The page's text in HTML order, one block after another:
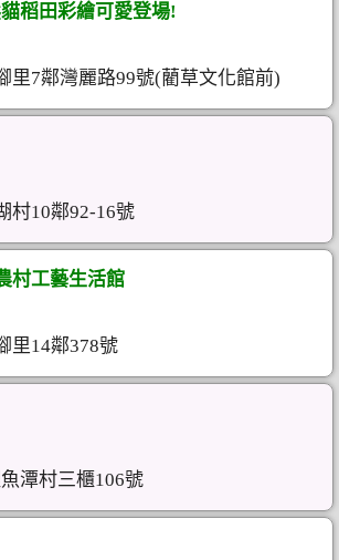
貓稻田彩繪可愛登場!
里7鄰灣麗路99號(藺草文化館前)
村10鄰92-16號
村工藝生活館
里14鄰378號
潭村三櫃106號